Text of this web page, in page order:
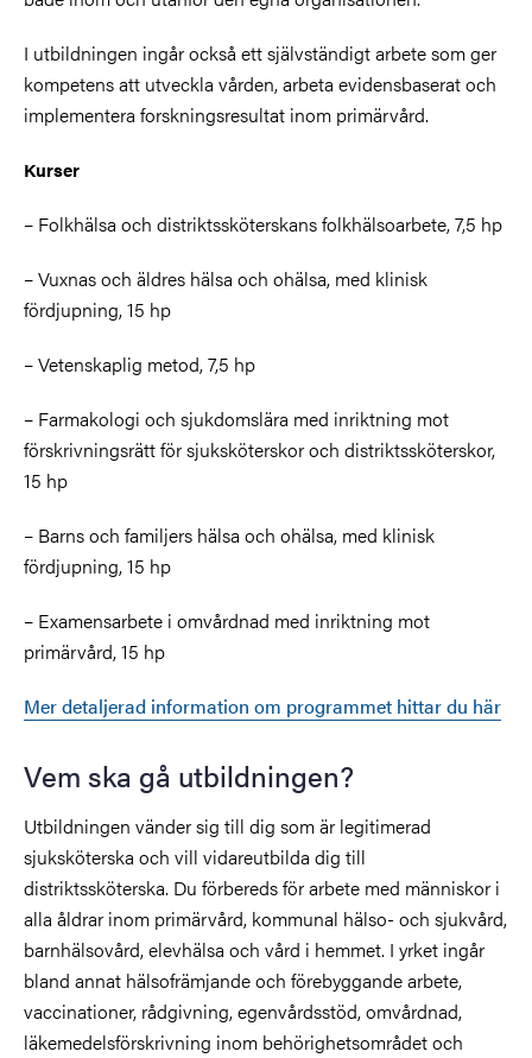
I utbildningen ingår också ett självständigt arbete som ger
kompetens att utveckla vården, arbeta evidensbaserat och
implementera forskningsresultat inom primärvård.
Kurser
– Folkhälsa och distriktssköterskans folkhälsoarbete, 7,5 hp
– Vuxnas och äldres hälsa och ohälsa, med klinisk
fördjupning, 15 hp
– Vetenskaplig metod, 7,5 hp
– Farmakologi och sjukdomslära med inriktning mot
förskrivningsrätt för sjuksköterskor och distriktssköterskor,
15 hp
– Barns och familjers hälsa och ohälsa, med klinisk
fördjupning, 15 hp
– Examensarbete i omvårdnad med inriktning mot
primärvård, 15 hp
Mer detaljerad information om programmet hittar du här
Vem ska gå utbildningen?
Utbildningen vänder sig till dig som är legitimerad
sjuksköterska och vill vidareutbilda dig till
distriktssköterska. Du förbereds för arbete med människor i
alla åldrar inom primärvård, kommunal hälso- och sjukvård,
barnhälsovård, elevhälsa och vård i hemmet. I yrket ingår
bland annat hälsofrämjande och förebyggande arbete,
vaccinationer, rådgivning, egenvårdsstöd, omvårdnad,
läkemedelsförskrivning inom behörighetsområdet och